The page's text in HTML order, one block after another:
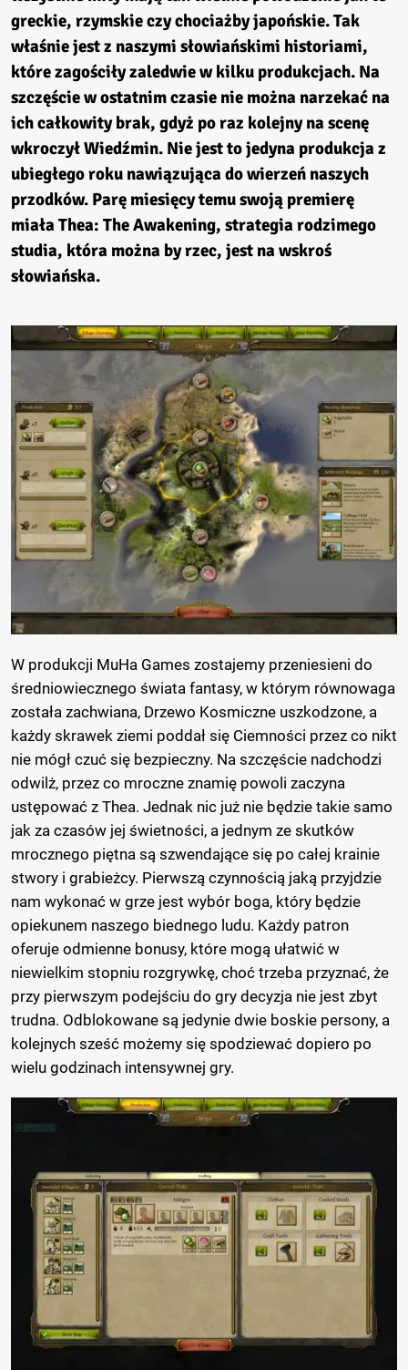
greckie, rzymskie czy chociażby japońskie. Tak
właśnie jest z naszymi słowiańskimi historiami,
które zagościły zaledwie w kilku produkcjach. Na
szczęście w ostatnim czasie nie można narzekać na
ich całkowity brak, gdyż po raz kolejny na scenę
wkroczył Wiedźmin. Nie jest to jedyna produkcja z
ubiegłego roku nawiązująca do wierzeń naszych
przodków. Parę miesięcy temu swoją premierę
miała Thea: The Awakening, strategia rodzimego
studia, która można by rzec, jest na wskroś
słowiańska.
W produkcji MuHa Games zostajemy przeniesieni do
średniowiecznego świata fantasy, w którym równowaga
została zachwiana, Drzewo Kosmiczne uszkodzone, a
każdy skrawek ziemi poddał się Ciemności przez co nikt
nie mógł czuć się bezpieczny. Na szczęście nadchodzi
odwilż, przez co mroczne znamię powoli zaczyna
ustępować z Thea. Jednak nic już nie będzie takie samo
jak za czasów jej świetności, a jednym ze skutków
mrocznego piętna są szwendające się po całej krainie
stwory i grabieżcy. Pierwszą czynnością jaką przyjdzie
nam wykonać w grze jest wybór boga, który będzie
opiekunem naszego biednego ludu. Każdy patron
oferuje odmienne bonusy, które mogą ułatwić w
niewielkim stopniu rozgrywkę, choć trzeba przyznać, że
przy pierwszym podejściu do gry decyzja nie jest zbyt
trudna. Odblokowane są jedynie dwie boskie persony, a
kolejnych sześć możemy się spodziewać dopiero po
wielu godzinach intensywnej gry.